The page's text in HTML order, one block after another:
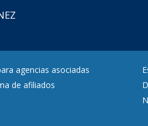
agencias asociadas
de afiliados